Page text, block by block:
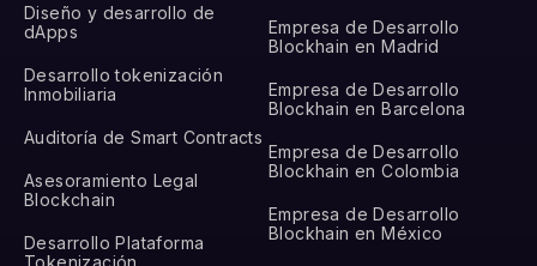
Diseño y desarrollo de
dApps
Desarrollo tokenización
Inmobiliaria
Auditoría de Smart Contracts
Asesoramiento Legal
Blockchain
Desarrollo Plataforma
Tokenización
Empresa de Desarrollo
Blockhain en Madrid
Empresa de Desarrollo
Blockhain en Barcelona
Empresa de Desarrollo
Blockhain en Colombia
Empresa de Desarrollo
Blockhain en México